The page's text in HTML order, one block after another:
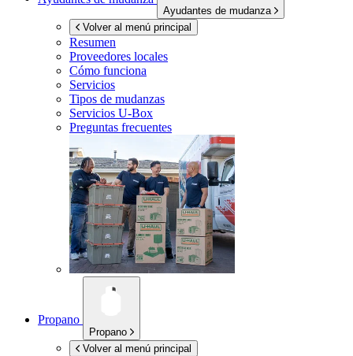
Ayudantes de mudanza
Volver al menú principal
Resumen
Proveedores locales
Cómo funciona
Servicios
Tipos de mudanzas
Servicios U-Box
Preguntas frecuentes
Propano
Propano
Volver al menú principal